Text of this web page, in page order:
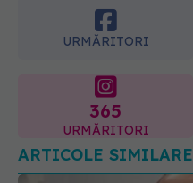
URMĂRITORI
365
URMĂRITORI
ARTICOLE SIMILARE